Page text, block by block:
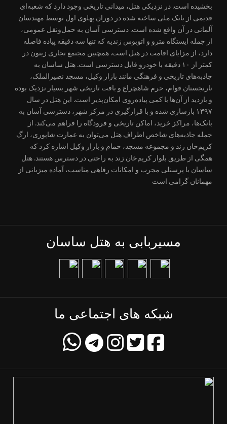
بخشیده است. در نزدیکی هتل، میدانی تاریخی وجود دارد که شعبه‌ای
قدیمی از بانک ملی ساخته شده در دوران پهلوی اول توسط مهندسان
آلمانی در آن واقع شده است. دسترسی آسان به حمل‌ونقل عمومی،
از جمله ایستگاه مترو و اتوبوس زندیه که تنها سه دقیقه پیاده فاصله
دارد، از مزایای اقامت در هتل است. همچنین مجتمع تجاری زیتون در
کمتر از ۱۰ دقیقه با خودرو قابل دسترسی است. هتل ساسان به
جاذبه‌های تاریخی و فرهنگی مانند بازار وکیل، مسجد نصیرالملک،
نارنجستان قوام، حرم شاهچراغ و بافت تاریخی شهر بسیار نزدیک بوده
و بازدید از آن‌ها با کمی پیاده‌روی امکان‌پذیر است. این هتل در سال
۱۳۹۷ بازسازی شده و با قرارگیری در مرکز شهر، دسترسی آسان به
بانک‌ها، مراکز خرید، اماکن تاریخی و فرودگاه را فراهم می‌کند. از
جمله جاذبه‌های شاخص اطراف هتل می‌توان به عمارت شاپوری، ارگ
کریم‌خان زند و مجموعه مسجد، حمام و بازار وکیل اشاره کرد که
همگی از طریق بلوار کریم‌خان زند به راحتی در دسترس هستند. هتل
ساسان با پرسنلی مجرب و امکانات رفاهی مناسب، آماده میزبانی از
مهمانان گرامی است
مسیربابی به هتل ساسان
شبکه های اجتماعی ما